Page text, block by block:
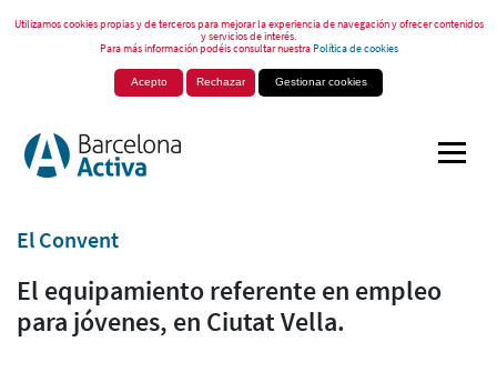
Utilizamos cookies propias y de terceros para mejorar la experiencia de navegación y ofrecer contenidos
y servicios de interés.
Para más información podéis consultar nuestraPolítica de cookies
Acepto Rechazar Gestionar cookies
El Convent
El equipamiento referente en empleo
para jóvenes, en Ciutat Vella.